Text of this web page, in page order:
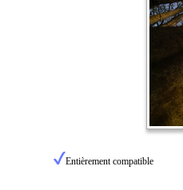
Entièrement compatible